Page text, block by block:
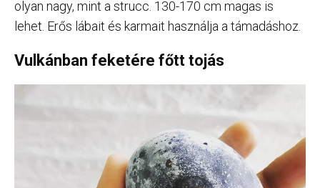
olyan nagy, mint a strucc. 130-170 cm magas is
lehet. Erős lábait és karmait használja a támadáshoz.
Vulkánban feketére főtt tojás